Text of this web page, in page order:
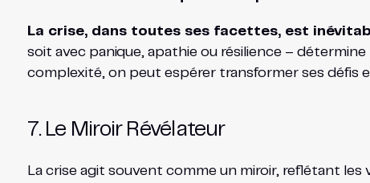
La crise, dans toutes ses facettes, est
soit avec panique, apathie ou résilience –
complexité, on peut espérer transformer ses défis
7. Le Miroir Révélateur
La crise agit souvent comme un miroir, reflétant les